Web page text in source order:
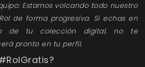
Estamos volcando todo nuestro
de forma progresiva. Si echas en
de tu colección digital, no te
pronto en tu perfil.